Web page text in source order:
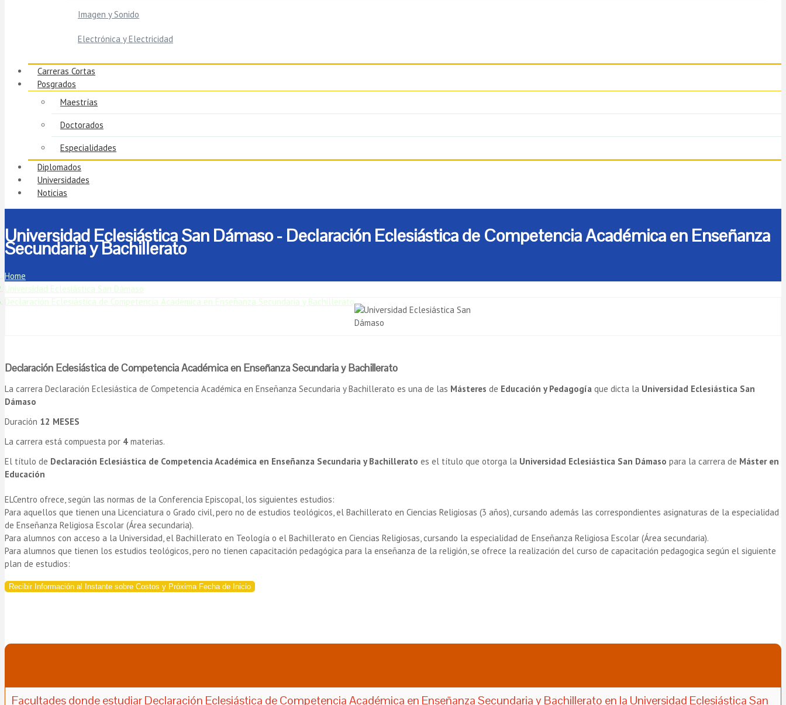
Imagen y Sonido
Electrónica y Electricidad
Carreras Cortas
Posgrados
Maestrías
Doctorados
Especialidades
Diplomados
Universidades
Noticias
Universidad Eclesiástica San Dámaso - Declaración Eclesiástica de Competencia Académica en Enseñanza
Secundaria y Bachillerato
Home
Universidad Eclesiástica San Dámaso
Declaración Eclesiástica de Competencia Académica en Enseñanza Secundaria y Bachillerato
Declaración Eclesiástica de Competencia Académica en Enseñanza Secundaria y Bachillerato
La carrera Declaración Eclesiástica de Competencia Académica en Enseñanza Secundaria y Bachillerato es una de las Másteres de Educación y Pedagogía que dicta la Universidad Eclesiástica San
Dámaso
Duración 12 MESES
La carrera está compuesta por 4 materias.
El título de Declaración Eclesiástica de Competencia Académica en Enseñanza Secundaria y Bachillerato es el título que otorga la Universidad Eclesiástica San Dámaso para la carrera de Máster en
Educación
ELCentro ofrece, según las normas de la Conferencia Episcopal, los siguientes estudios:
Para aquellos que tienen una Licenciatura o Grado civil, pero no de estudios teológicos, el Bachillerato en Ciencias Religiosas (3 años), cursando además las correspondientes asignaturas de la especialidad
de Enseñanza Religiosa Escolar (Área secundaria).
Para alumnos con acceso a la Universidad, el Bachillerato en Teología o el Bachillerato en Ciencias Religiosas, cursando la especialidad de Enseñanza Religiosa Escolar (Área secundaria).
Para alumnos que tienen los estudios teológicos, pero no tienen capacitación pedagógica para la enseñanza de la religión, se ofrece la realización del curso de capacitación pedagogica según el siguiente
plan de estudios:
Recibir Información al Instante sobre Costos y Próxima Fecha de Inicio
Facultades donde estudiar Declaración Eclesiástica de Competencia Académica en Enseñanza Secundaria y Bachillerato en la Universidad Eclesiástica San